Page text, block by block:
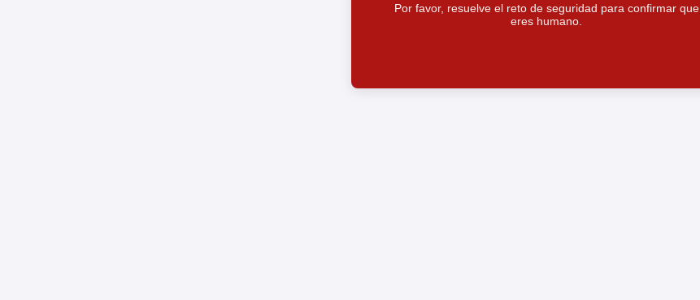
Por favor, resuelve el reto de seguridad para confirmar que
eres humano.